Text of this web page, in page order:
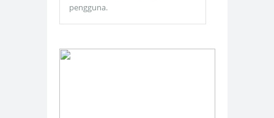
pengguna.